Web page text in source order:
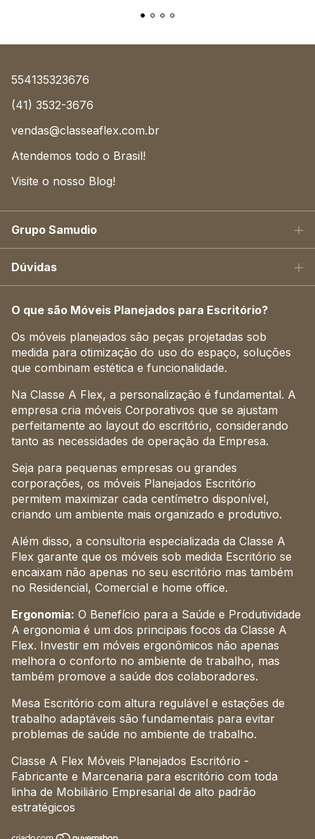
554135323676
(41) 3532-3676
vendas@classeaflex.com.br
Atendemos todo o Brasil!
Visite o nosso Blog!
Grupo Samudio
Dúvidas
O que são Móveis Planejados para Escritório?
Os móveis planejados são peças projetadas sob
medida para otimização do uso do espaço, soluções
que combinam estética e funcionalidade.
Na Classe A Flex, a personalização é fundamental. A
empresa cria móveis Corporativos que se ajustam
perfeitamente ao layout do escritório, considerando
tanto as necessidades de operação da Empresa.
Seja para pequenas empresas ou grandes
corporações, os móveis Planejados Escritório
permitem maximizar cada centímetro disponível,
criando um ambiente mais organizado e produtivo.
Além disso, a consultoria especializada da Classe A
Flex garante que os móveis sob medida Escritório se
encaixam não apenas no seu escritório mas também
no Residencial, Comercial e home office.
Ergonomia: O Benefício para a Saúde e Produtividade
A ergonomia é um dos principais focos da Classe A
Flex. Investir em móveis ergonômicos não apenas
melhora o conforto no ambiente de trabalho, mas
também promove a saúde dos colaboradores.
Mesa Escritório com altura regulável e estações de
trabalho adaptáveis são fundamentais para evitar
problemas de saúde no ambiente de trabalho.
Classe A Flex Móveis Planejados Escritório -
Fabricante e Marcenaria para escritório com toda
linha de Mobiliário Empresarial de alto padrão
estratégicos